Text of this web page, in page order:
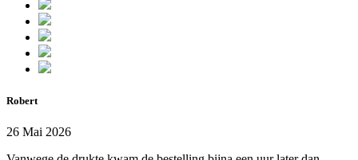
Robert
26 Mai 2026